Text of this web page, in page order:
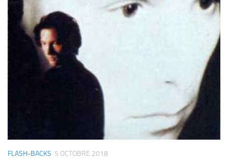
FLASH-BACKS 5 OCTOBRE 2018